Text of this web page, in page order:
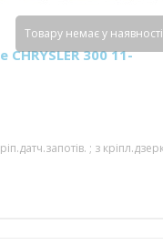
CHRYSLER 300 11-
Товару немає у наявності